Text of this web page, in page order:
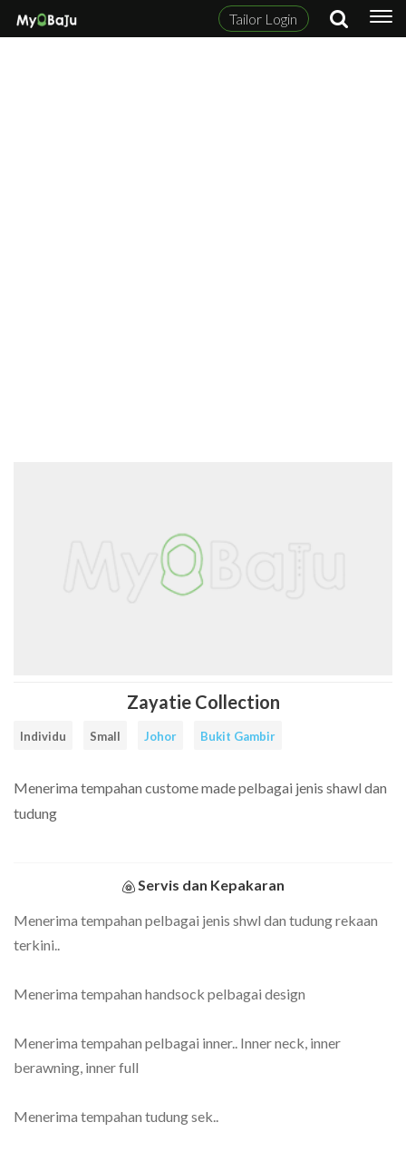
Tailor Login
Zayatie Collection
Individu Small Johor Bukit Gambir
Menerima tempahan custome made pelbagai jenis shawl dan
tudung
Servis dan Kepakaran
Menerima tempahan pelbagai jenis shwl dan tudung rekaan
terkini..
Menerima tempahan handsock pelbagai design
Menerima tempahan pelbagai inner.. Inner neck, inner
berawning, inner full
Menerima tempahan tudung sek..